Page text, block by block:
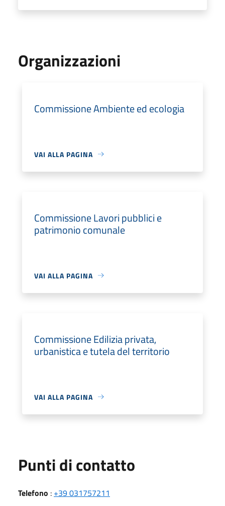
Organizzazioni
Commissione Ambiente ed ecologia
VAI ALLA PAGINA
Commissione Lavori pubblici e
patrimonio comunale
VAI ALLA PAGINA
Commissione Edilizia privata,
urbanistica e tutela del territorio
VAI ALLA PAGINA
Punti di contatto
Telefono : +39 031757211